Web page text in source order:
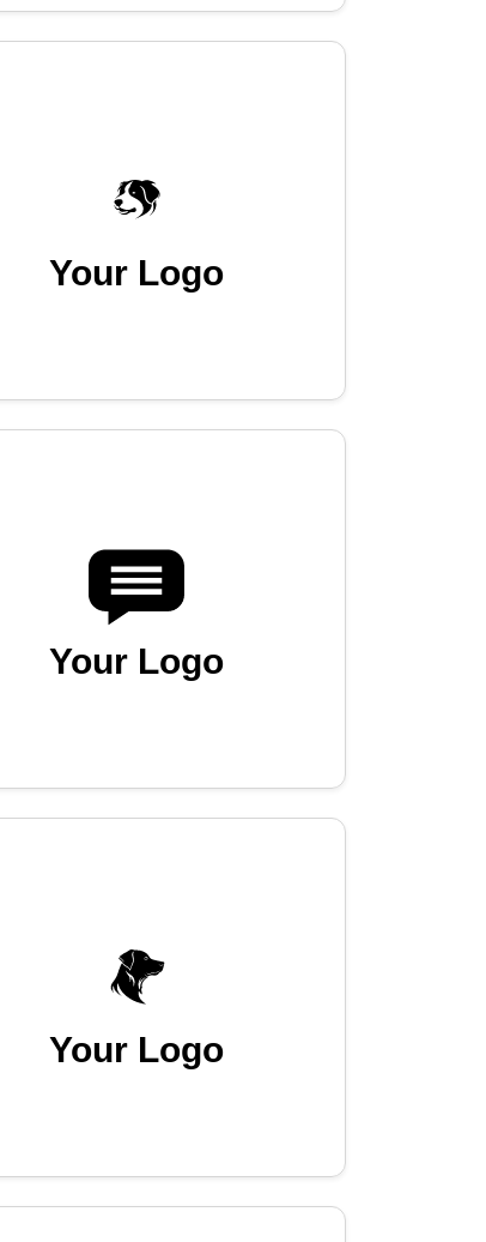
Your Logo
Your Logo
Your Logo